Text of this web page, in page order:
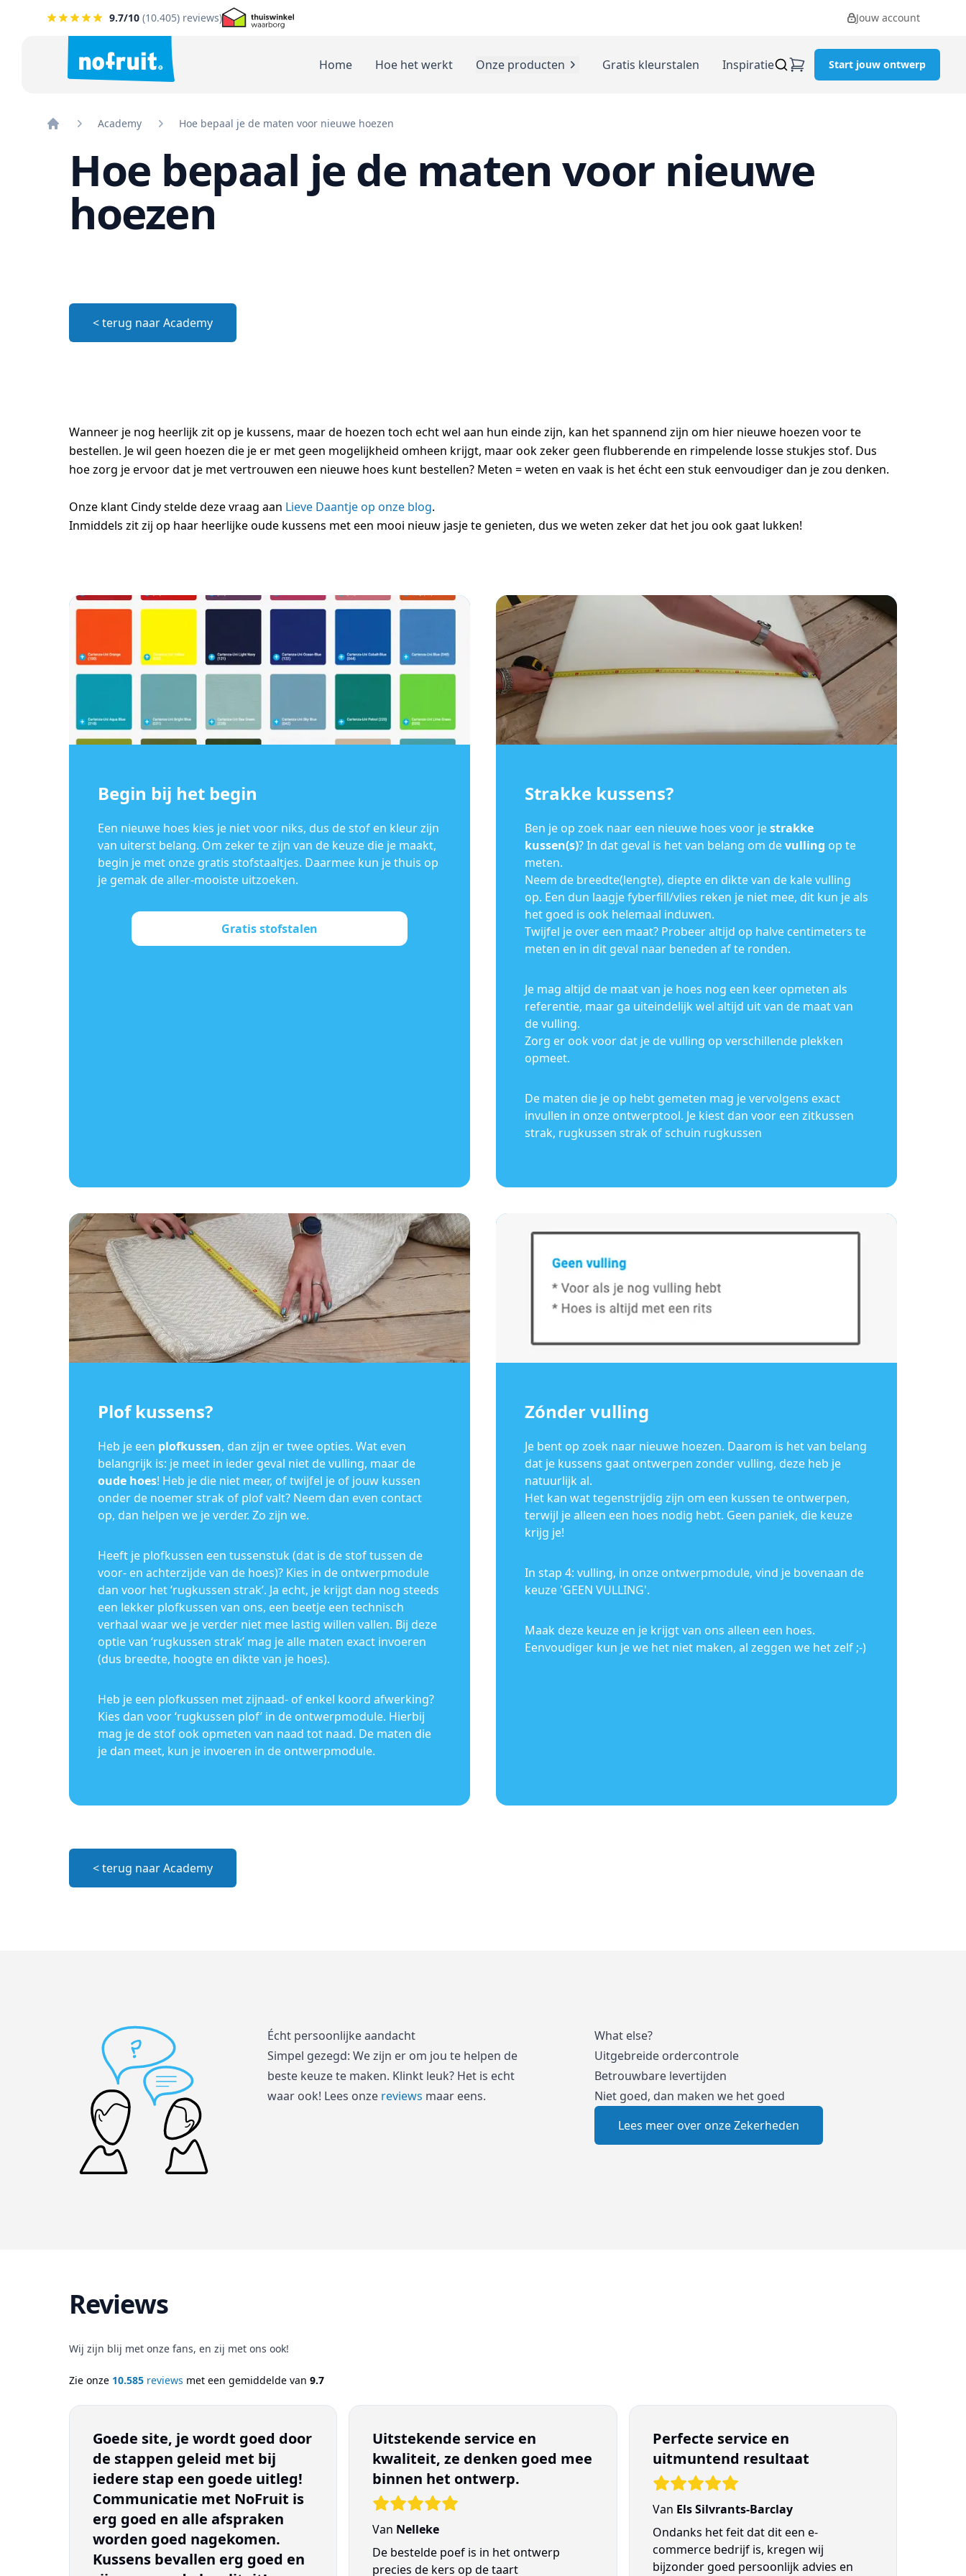
9.7/10 (10.405) reviews) Jouw account
Home Hoe het werkt Onze producten Gratis kleurstalen Inspiratie Start jouw ontwerp
Academy Hoe bepaal je de maten voor nieuwe hoezen
Hoe bepaal je de maten voor nieuwe
hoezen
< terug naar Academy
Wanneer je nog heerlijk zit op je kussens, maar de hoezen toch echt wel aan hun einde zijn, kan het spannend zijn om hier nieuwe hoezen voor te
bestellen. Je wil geen hoezen die je er met geen mogelijkheid omheen krijgt, maar ook zeker geen flubberende en rimpelende losse stukjes stof. Dus
hoe zorg je ervoor dat je met vertrouwen een nieuwe hoes kunt bestellen? Meten = weten en vaak is het écht een stuk eenvoudiger dan je zou denken.
Onze klant Cindy stelde deze vraag aan Lieve Daantje op onze blog.
Inmiddels zit zij op haar heerlijke oude kussens met een mooi nieuw jasje te genieten, dus we weten zeker dat het jou ook gaat lukken!
Begin bij het begin
Een nieuwe hoes kies je niet voor niks, dus de stof en kleur zijn
van uiterst belang. Om zeker te zijn van de keuze die je maakt,
begin je met onze gratis stofstaaltjes. Daarmee kun je thuis op
je gemak de aller-mooiste uitzoeken.
Gratis stofstalen
Strakke kussens?
Ben je op zoek naar een nieuwe hoes voor jestrakke
kussen(s)? In dat geval is het van belang om devulling op te
meten.
Neem de breedte(lengte), diepte en dikte van de kale vulling
op. Een dun laagje fyberfill/vlies reken je niet mee, dit kun je als
het goed is ook helemaal induwen.
Twijfel je over een maat? Probeer altijd op halve centimeters te
meten en in dit geval naar beneden af te ronden.
Je mag altijd de maat van je hoes nog een keer opmeten als
referentie, maar ga uiteindelijk wel altijd uit van de maat van
de vulling.
Zorg er ook voor dat je de vulling op verschillende plekken
opmeet.
De maten die je op hebt gemeten mag je vervolgens exact
invullen in onze ontwerptool. Je kiest dan voor een zitkussen
strak, rugkussen strak of schuin rugkussen
Plof kussens?
Heb je een plofkussen, dan zijn er twee opties. Wat even
belangrijk is: je meet in ieder geval niet de vulling, maar de
oude hoes! Heb je die niet meer, of twijfel je of jouw kussen
onder de noemer strak of plof valt? Neem dan even contact
op, dan helpen we je verder. Zo zijn we.
Heeft je plofkussen een tussenstuk (dat is de stof tussen de
voor- en achterzijde van de hoes)? Kies in de ontwerpmodule
dan voor het ‘rugkussen strak’. Ja echt, je krijgt dan nog steeds
een lekker plofkussen van ons, een beetje een technisch
verhaal waar we je verder niet mee lastig willen vallen. Bij deze
optie van ‘rugkussen strak’ mag je alle maten exact invoeren
(dus breedte, hoogte en dikte van je hoes).
Heb je een plofkussen met zijnaad- of enkel koord afwerking?
Kies dan voor ‘rugkussen plof’ in de ontwerpmodule. Hierbij
mag je de stof ook opmeten van naad tot naad. De maten die
je dan meet, kun je invoeren in de ontwerpmodule.
Zónder vulling
Je bent op zoek naar nieuwe hoezen. Daarom is het van belang
dat je kussens gaat ontwerpen zonder vulling, deze heb je
natuurlijk al.
Het kan wat tegenstrijdig zijn om een kussen te ontwerpen,
terwijl je alleen een hoes nodig hebt. Geen paniek, die keuze
krijg je!
In stap 4: vulling, in onze ontwerpmodule, vind je bovenaan de
keuze 'GEEN VULLING'.
Maak deze keuze en je krijgt van ons alleen een hoes.
Eenvoudiger kun je we het niet maken, al zeggen we het zelf ;-)
< terug naar Academy
Écht persoonlijke aandacht
Simpel gezegd: We zijn er om jou te helpen de
beste keuze te maken. Klinkt leuk? Het is echt
waar ook! Lees onze reviews maar eens.
What else?
Uitgebreide ordercontrole
Betrouwbare levertijden
Niet goed, dan maken we het goed
Lees meer over onze Zekerheden
Reviews
Wij zijn blij met onze fans, en zij met ons ook!
Zie onze 10.585 reviews met een gemiddelde van 9.7
Goede site, je wordt goed door
de stappen geleid met bij
iedere stap een goede uitleg!
Communicatie met NoFruit is
erg goed en alle afspraken
worden goed nagekomen.
Kussens bevallen erg goed en
Uitstekende service en
kwaliteit, ze denken goed mee
binnen het ontwerp.
Van Nelleke
De bestelde poef is in het ontwerp
precies de kers op de taart
Perfecte service en
uitmuntend resultaat
Van Els Silvrants-Barclay
Ondanks het feit dat dit een e-
commerce bedrijf is, kregen wij
bijzonder goed persoonlijk advies en